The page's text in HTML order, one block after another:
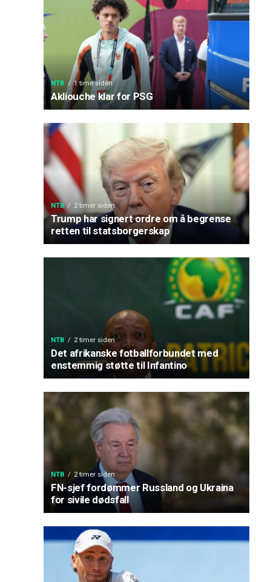
NTB 1 time siden
Akliouche klar for PSG
NTB 2 timer siden
Trump har signert ordre om å begrense
retten til statsborgerskap
NTB 2 timer siden
Det afrikanske fotballforbundet med
enstemmig støtte til Infantino
NTB 2 timer siden
FN-sjef fordømmer Russland og Ukraina
for sivile dødsfall